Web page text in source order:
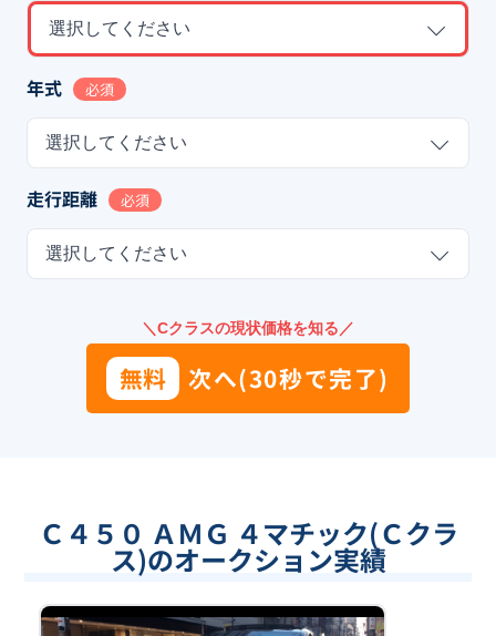
選択してください
年式 必須
選択してください
走行距離 必須
選択してください
＼Cクラスの現状価格を知る／
無料 次へ(30秒で完了)
Ｃ４５０ ＡＭＧ ４マチック(Ｃクラ
ス)のオークション実績